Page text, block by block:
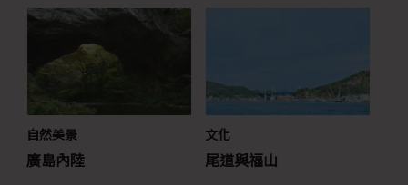
自然美景
廣島內陸
文化
尾道與福山